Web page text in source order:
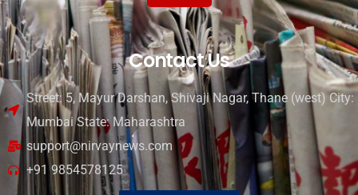
Contact Us
Street: 5, Mayur Darshan, Shivaji Nagar, Thane (west) City:
Mumbai State: Maharashtra
support@nirvaynews.com
+91 9854578125